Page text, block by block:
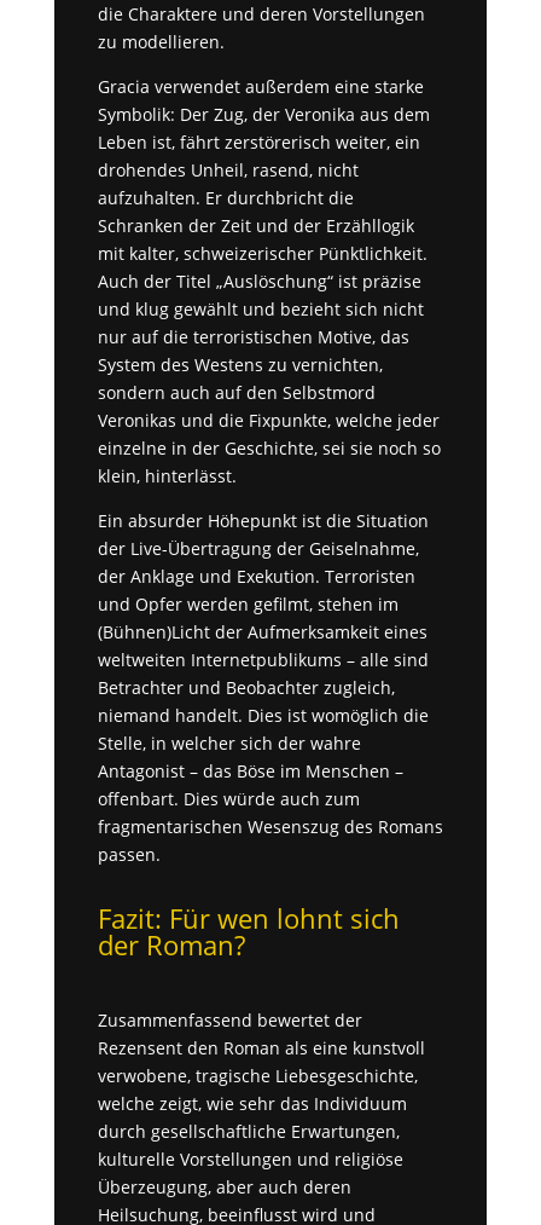
die Charaktere und deren Vorstellungen
zu modellieren.
Gracia verwendet außerdem eine starke
Symbolik: Der Zug, der Veronika aus dem
Leben ist, fährt zerstörerisch weiter, ein
drohendes Unheil, rasend, nicht
aufzuhalten. Er durchbricht die
Schranken der Zeit und der Erzähllogik
mit kalter, schweizerischer Pünktlichkeit.
Auch der Titel „Auslöschung“ ist präzise
und kluggewählt und bezieht sich nicht
nur auf die terroristischen Motive, das
System des Westens zu vernichten,
sondern auch auf den Selbstmord
Veronikas und die Fixpunkte, welche jeder
einzelne in der Geschichte, sei sie noch so
klein, hinterlässt.
Ein absurder Höhepunkt ist die Situation
der Live-Übertragung der Geiselnahme,
der Anklage und Exekution. Terroristen
und Opfer werden gefilmt, stehen im
(Bühnen)Licht der Aufmerksamkeit eines
weltweiten Internetpublikums – alle sind
Betrachter und Beobachter zugleich,
niemand handelt. Dies ist womöglich die
Stelle, in welcher sich der wahre
Antagonist – das Böse im Menschen –
offenbart. Dies würde auch zum
fragmentarischen Wesenszug des Romans
passen.
Fazit: Für wen lohnt sich
der Roman?
Zusammenfassend bewertet der
Rezensent den Roman als eine kunstvoll
verwobene, tragische Liebesgeschichte,
welche zeigt, wie sehr das Individuum
durch gesellschaftliche Erwartungen,
kulturelle Vorstellungen und religiöse
Überzeugung, aber auch deren
Heilsuchung, beeinflusst wird und